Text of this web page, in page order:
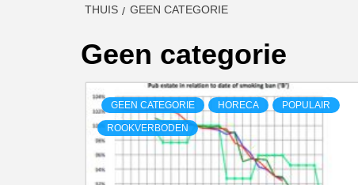
THUIS GEEN CATEGORIE
Geen categorie
GEEN CATEGORIE HORECA POPULAIR
ROOKVERBODEN